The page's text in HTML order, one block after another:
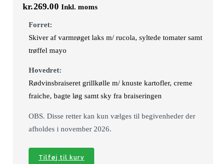
kr.269.00 Inkl. moms
Forret:
Skiver af varmrøget laks m/ rucola, syltede tomater samt
trøffel mayo
Hovedret:
Rødvinsbraiseret grillkølle m/ knuste kartofler, creme
fraiche, bagte løg samt sky fra braiseringen
OBS. Disse retter kan kun vælges til begivenheder der
afholdes i november 2026.
Tilføj til kurv